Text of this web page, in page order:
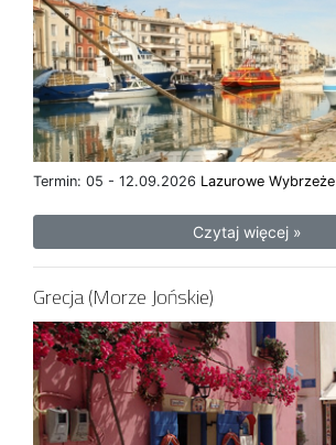
Termin: 05 - 12.09.2026 Lazurowe Wybrzeże
Czytaj więcej »
Grecja (Morze Jońskie)